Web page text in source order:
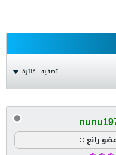
تصفية - فلترة
رائع ::